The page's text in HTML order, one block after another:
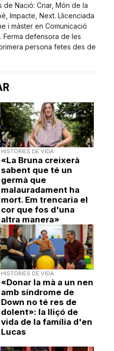
de Nació: Criar, Món de la
Impacte, Next. Llicenciada
i màster en Comunicació
Ferma defensora de les
persona fetes des de
HISTÒRIES DE VIDA
«La Bruna creixerà
sabent que té un
germà que
malauradament ha
mort. Em trencaria el
cor que fos d'una
altra manera»
HISTÒRIES DE VIDA
«Donar la mà a un nen
amb síndrome de
Down no té res de
dolent»: la lliçó de
vida de la família d'en
Lucas